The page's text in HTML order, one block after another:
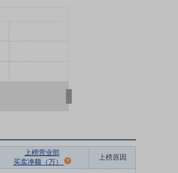
上榜营业部
买卖净额（万）
上榜原因